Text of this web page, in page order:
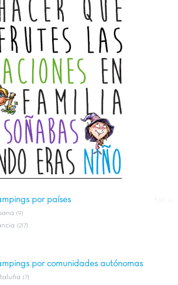
por países
(9)
(217)
por comunidades autónomas
(7)